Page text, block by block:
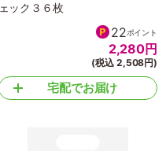
ェック３６枚
22ポイント
2,280円
(税込 2,508円)
宅配でお届け